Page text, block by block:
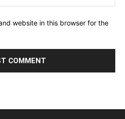
website in this browser for the